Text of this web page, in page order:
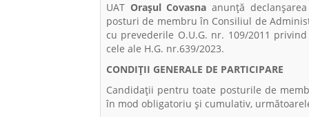
UAT Orașul Covasna anunţă
posturi de membru în Consiliul de
cu prevederile O.U.G. nr. 109/2011
cele ale H.G. nr.639/2023.
CONDIȚII GENERALE DE PARTICIPARE
Candidații pentru toate posturile de
în mod obligatoriu și cumulativ,